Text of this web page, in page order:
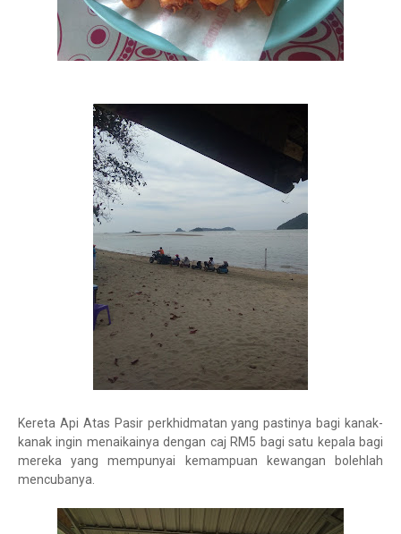
Kereta Api Atas Pasir perkhidmatan yang pastinya bagi kanak-
kanak ingin menaikainya dengan caj RM5 bagi satu kepala bagi
mereka yang mempunyai kemampuan kewangan bolehlah
mencubanya.